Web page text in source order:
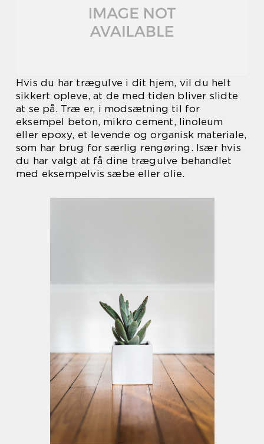
Hvis du har trægulve i dit hjem, vil du helt
sikkert opleve, at de med tiden bliver slidte
at se på. Træ er, i modsætning til for
eksempel beton, mikro cement, linoleum
eller epoxy, et levende og organisk materiale,
som har brug for særlig rengøring. Især hvis
du har valgt at få dine trægulve behandlet
med eksempelvis sæbe eller olie.